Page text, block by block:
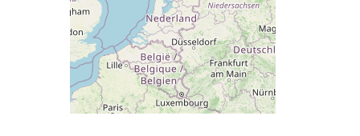
Via
Piazza Libertà 7